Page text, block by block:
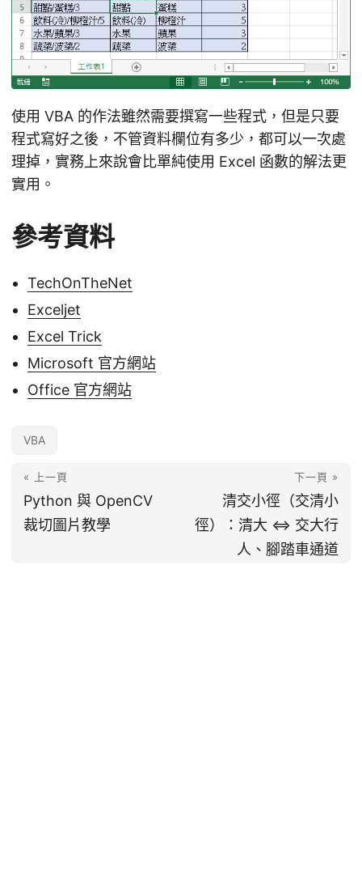
使用 VBA 的作法雖然需要撰寫一些程式，但是只要
程式寫好之後，不管資料欄位有多少，都可以一次處
理掉，實務上來說會比單純使用 Excel 函數的解法更
實用。
參考資料
TechOnTheNet
Exceljet
Excel Trick
Microsoft 官方網站
Office 官方網站
VBA
« 上一頁
Python 與 OpenCV
裁切圖片教學
下一頁 »
清交小徑（交清小
徑）：清大 ⇔ 交大行
人、腳踏車通道